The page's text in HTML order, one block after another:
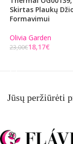
Skirtas Plaukų
Formavimui
Olivia Garden
23,00€18,17€
Jūsų peržiūrėti